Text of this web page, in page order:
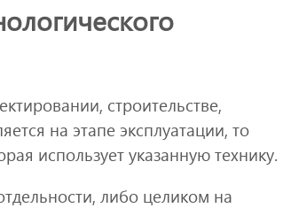
строительстве,
на этапе эксплуатации, то
использует указанную технику.
либо целиком на